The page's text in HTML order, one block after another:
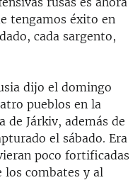
tengamos éxito en
cada sargento,
dijo el domingo
pueblos en la
de Járkiv, además de
el sábado. Era
poco fortificadas
los combates y al